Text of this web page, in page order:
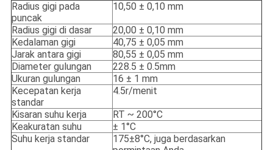
Radius gigi pada
puncak
10,50 ± 0,10 mm
Radius gigi di dasar
20,00 ± 0,10 mm
Kedalaman gigi
40,75 ± 0,05 mm
Jarak antara gigi
80,55 ± 0,05 mm
Diameter gulungan
228.5 ± 0.5mm
Ukuran gulungan
16 ± 1 mm
Kecepatan kerja
standar
4.5r/menit
Kisaran suhu kerja
RT ~ 200°C
Keakuratan suhu
± 1°C
Suhu kerja standar
175±8°C, juga berdasarkan